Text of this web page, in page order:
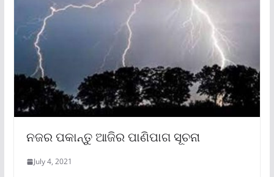
ନଜର ପକାନ୍ତୁ ଆଜିର ପାଣିପାଗ ସୂଚନା
July 4, 2021